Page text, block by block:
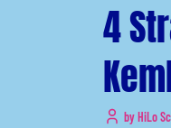
4
by HiLo